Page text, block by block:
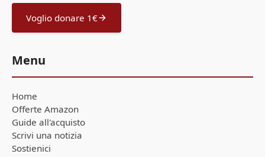
Voglio donare 1€
Menu
Home
Offerte Amazon
Guide all'acquisto
Scrivi una notizia
Sostienici